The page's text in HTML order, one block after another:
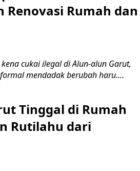
Rumah dan
cukai ilegal di Alun-alun Garut,
mendadak berubah haru....
Tinggal di Rumah
Rutilahu dari